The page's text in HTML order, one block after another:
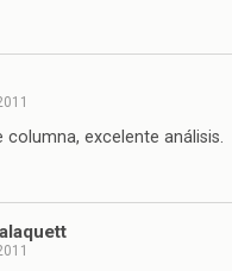
columna, excelente análisis.